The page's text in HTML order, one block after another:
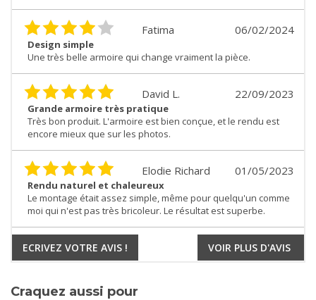
06/02/2024
Fatima
Design simple
Une très belle armoire qui change vraiment la pièce.
22/09/2023
David L.
Grande armoire très pratique
Très bon produit. L'armoire est bien conçue, et le rendu est
encore mieux que sur les photos.
01/05/2023
Elodie Richard
Rendu naturel et chaleureux
Le montage était assez simple, même pour quelqu'un comme
moi qui n'est pas très bricoleur. Le résultat est superbe.
ECRIVEZ VOTRE AVIS ! VOIR PLUS D'AVIS
Craquez aussi pour